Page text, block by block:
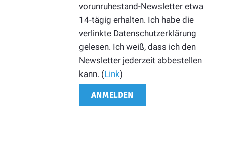
vorunruhestand-Newsletter etwa
14-tägig erhalten. Ich habe die
verlinkte Datenschutzerklärung
gelesen. Ich weiß, dass ich den
Newsletter jederzeit abbestellen
kann. (Link)